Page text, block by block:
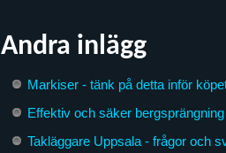
Andra inlägg
Markiser - tänk på detta inför
Effektiv och säker
Takläggare Uppsala - frågor och